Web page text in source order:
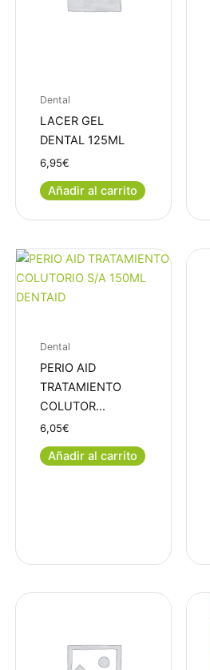
Dental
LACER GEL
DENTAL 125ML
6,95€
Añadir al carrito
Dental
PERIO AID
TRATAMIENTO
COLUTOR…
6,05€
Añadir al carrito